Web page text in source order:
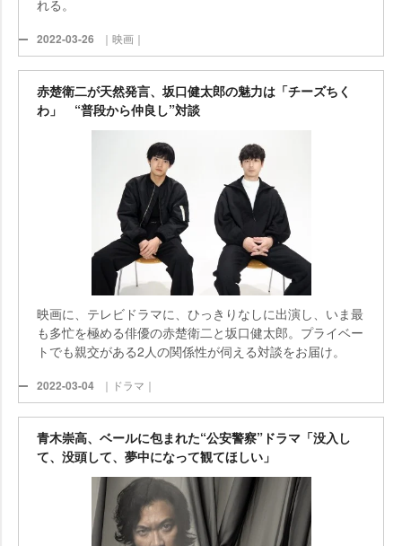
れる。
2022-03-26 ｜映画｜
赤楚衛二が天然発言、坂口健太郎の魅力は「チーズちく
わ」 “普段から仲良し”対談
映画に、テレビドラマに、ひっきりなしに出演し、いま最
も多忙を極める俳優の赤楚衛二と坂口健太郎。プライベー
トでも親交がある2人の関係性が伺える対談をお届け。
2022-03-04 ｜ドラマ｜
青木崇高、ベールに包まれた“公安警察”ドラマ「没入し
て、没頭して、夢中になって観てほしい」